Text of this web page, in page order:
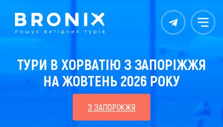
Контакты Меню
ТУРИ В ХОРВАТІЮ З ЗАПОРІЖЖЯ
НА ЖОВТЕНЬ 2026 РОКУ
З ЗАПОРІЖЖЯ